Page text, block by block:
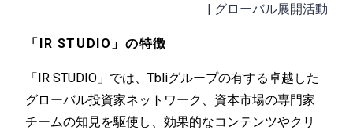
| グローバル展開活動
「IR STUDIO」の特徴
「IR STUDIO」では、Tbliグループの有する卓越した
グローバル投資家ネットワーク、資本市場の専門家
チームの知見を駆使し、効果的なコンテンツやクリ